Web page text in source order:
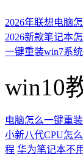
2026年联想电脑
2026新款笔记本
一键重装win7系
win10
电脑怎么一键重
小新八代CPU怎
程 华为笔记本不